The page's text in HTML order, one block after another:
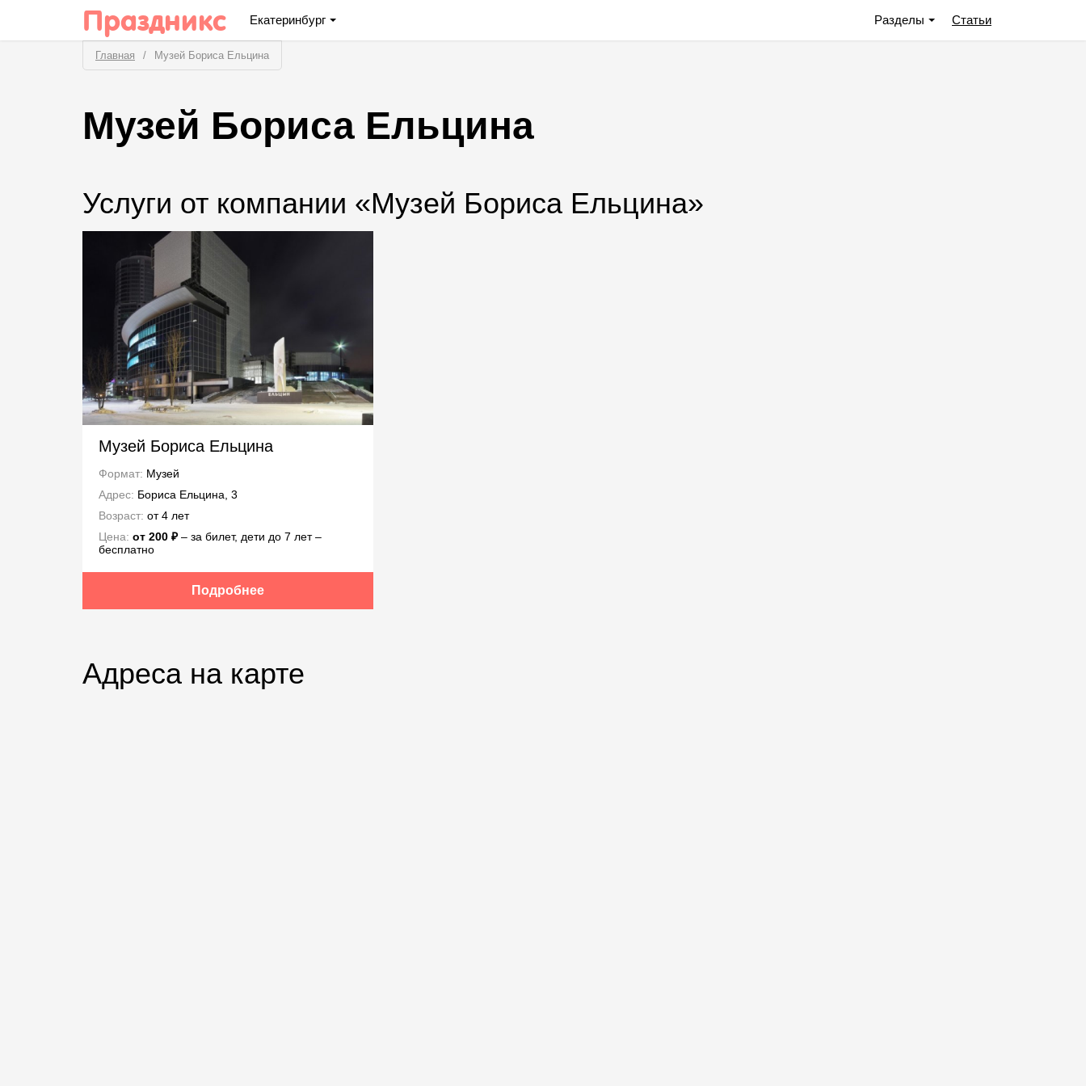
Праздникс Екатеринбург Разделы Статьи
Главная Музей Бориса Ельцина
Музей Бориса Ельцина
Услуги от компании «Музей Бориса Ельцина»
Музей Бориса Ельцина
Формат: Музей
Адрес: Бориса Ельцина, 3
Возраст: от 4 лет
Цена: от 200 ₽– за билет, дети до 7 лет –
бесплатно
Подробнее
Адреса на карте